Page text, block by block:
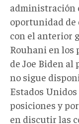
administración
oportunidad
con el anterior
Rouhani en los
de Joe Biden al
no sigue
Estados
posiciones y
en discutir las